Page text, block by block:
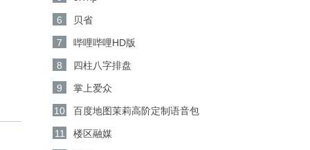
6 贝省
7 哔哩哔哩HD版
8 四柱八字排盘
9 掌上爱众
10 百度地图茉莉高阶定制语音包
11 楼区融媒